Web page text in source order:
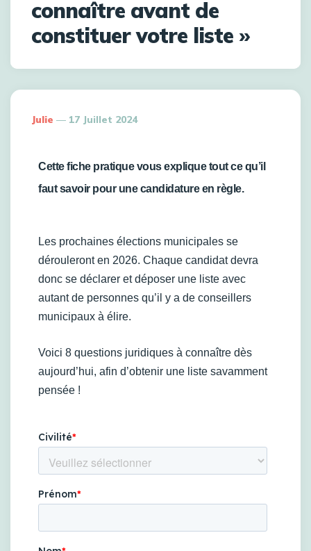
connaître avant de
constituer votre liste »
Julie 17 Juillet 2024
Cette fiche pratique vous explique tout ce qu’il
faut savoir pour une candidature en règle.
Les prochaines élections municipales se
dérouleront en 2026. Chaque candidat devra
donc se déclarer et déposer une liste avec
autant de personnes qu’il y a de conseillers
municipaux à élire.
Voici 8 questions juridiques à connaître dès
aujourd’hui, afin d’obtenir une liste savamment
pensée !